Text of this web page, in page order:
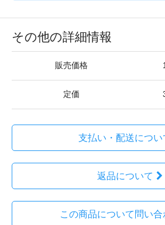
その他の詳細情報
販売価格
定価
支払い・配送につい
返品について
この商品について問い合